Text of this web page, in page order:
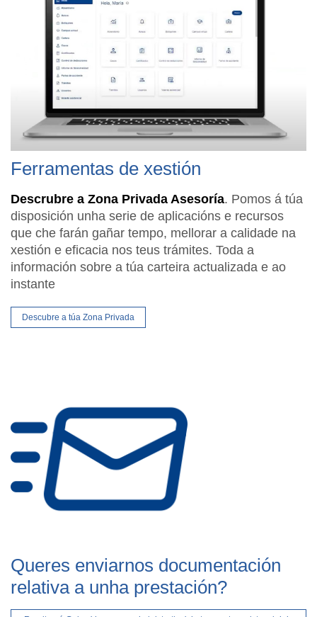
Ferramentas de xestión
Descrubre a Zona Privada Asesoría. Pomos á túa
disposición unha serie de aplicacións e recursos
que che farán gañar tempo, mellorar a calidade na
xestión e eficacia nos teus trámites. Toda a
información sobre a túa carteira actualizada e ao
instante
Descubre a túa Zona Privada
Queres enviarnos documentación
relativa a unha prestación?